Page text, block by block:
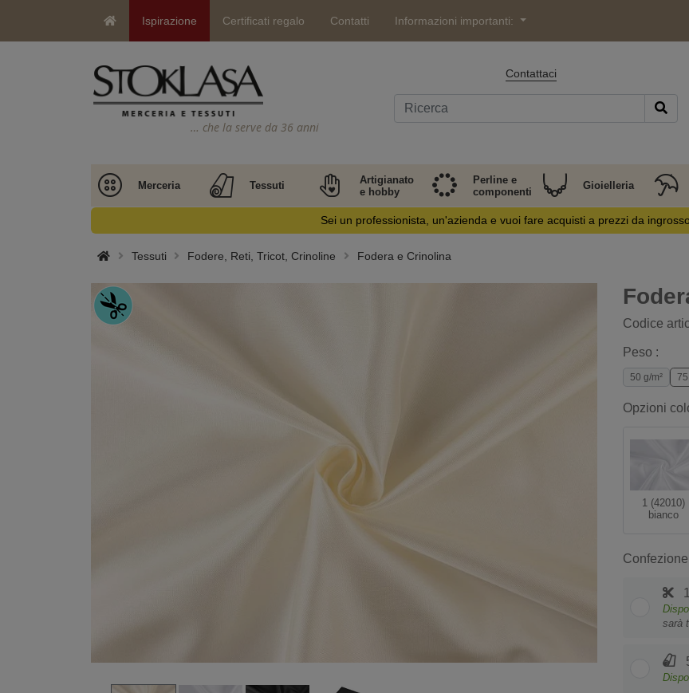
Ispirazione Certificati regalo Contatti Informazioni importanti:
… che la serve da 36 anni
Contattaci
Merceria Tessuti
Artigianato
e hobby
Perline e
componenti
Gioielleria
Sei un professionista, un'azienda e vuoi fare acquisti a prezzi da
Tessuti Fodere, Reti, Tricot, Crinoline Fodera e Crinolina
Codice
Peso :
50 g/m² 75
Opzioni
1 (42010)
bianco
sarà